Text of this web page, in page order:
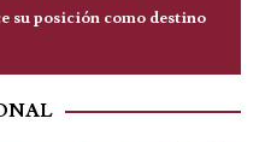
su posición como destino